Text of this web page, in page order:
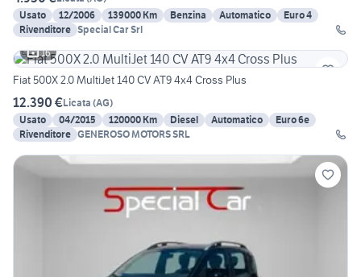
Usato
12/2006 139000 Km Benzina Automatico
Euro 4
Rivenditore Special Car Srl
16
Fiat 500X 2.0 MultiJet 140 CV AT9 4x4 Cross Plus
12.390 €Licata (AG)
Usato
04/2015 120000 Km Diesel Automatico
Euro 6e
Rivenditore GENEROSO MOTORS SRL